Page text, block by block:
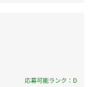
防ぐ事業判
刺ア
最大化す
2012年の提
ーに利用されて
応募可能ランク：D